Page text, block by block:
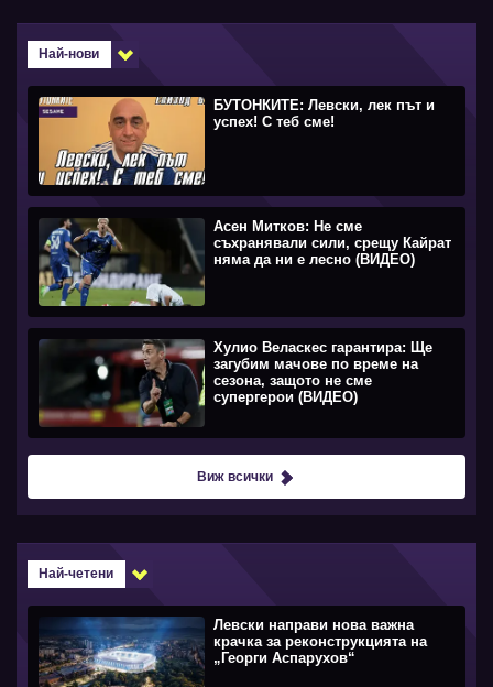
Най-нови
БУТОНКИТЕ: Левски, лек път и
успех! С теб сме!
Асен Митков: Не сме
съхранявали сили, срещу Кайрат
няма да ни е лесно (ВИДЕО)
Хулио Веласкес гарантира: Ще
загубим мачове по време на
сезона, защото не сме
супергерои (ВИДЕО)
Виж всички
Най-четени
Левски направи нова важна
крачка за реконструкцията на
„Георги Аспарухов“